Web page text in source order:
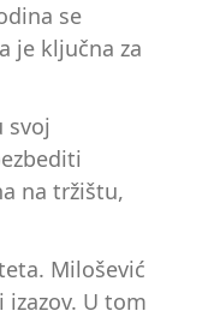
se
je ključna za
svoj
na tržištu,
Milošević
U tom